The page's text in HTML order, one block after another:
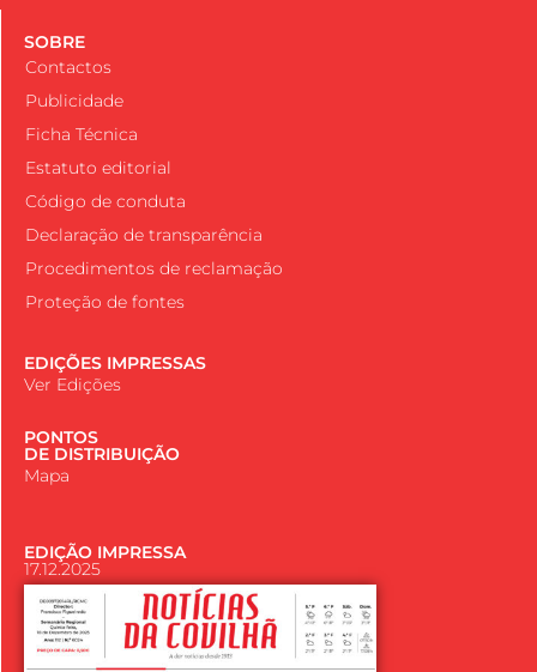
SOBRE
Contactos
Publicidade
Ficha Técnica
Estatuto editorial
Código de conduta
Declaração de transparência
Procedimentos de reclamação
Proteção de fontes
EDIÇÕES IMPRESSAS
Ver Edições
PONTOS
DE DISTRIBUIÇÃO
Mapa
EDIÇÃO IMPRESSA
17.12.2025